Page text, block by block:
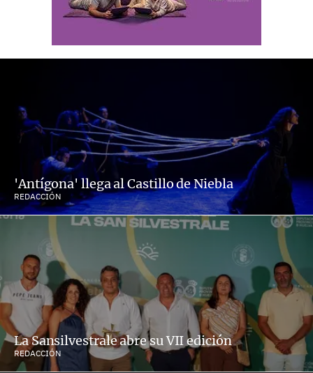
'Antígona' llega al Castillo de Niebla
REDACCIÓN
La Sansilvestrale abre su VII edición
REDACCIÓN